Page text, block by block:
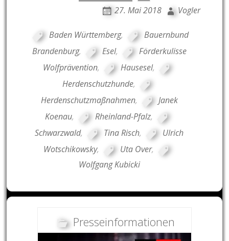
27. Mai 2018 Vogler
Baden Württemberg,
Bauernbund
Brandenburg, Esel,
Förderkulisse
Wolfprävention, Hausesel,
Herdenschutzhunde,
Herdenschutzmaßnahmen,
Janek
Koenau, Rheinland-Pfalz,
Schwarzwald, Tina Risch,
Ulrich
Wotschikowsky, Uta Over,
Wolfgang Kubicki
Presseinformationen